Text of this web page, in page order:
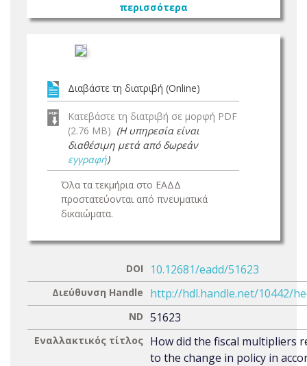
περισσότερα
Διαβάστε τη διατριβή (Online)
Κατεβάστε τη διατριβή σε μορφή PDF
(2.76 MB) (Η υπηρεσία είναι
διαθέσιμη μετά από δωρεάν
εγγραφή)
Όλα τα τεκμήρια στο ΕΑΔΔ
προστατεύονται από πνευματικά
δικαιώματα.
DOI 10.12681/eadd/51623
Διεύθυνση Handle http://hdl.handle.net/10442/
ND 51623
Εναλλακτικός τίτλος How did the fiscal multipliers
to the change in policy in